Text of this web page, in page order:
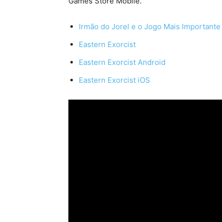
Irmão do Jorel e o Jogo Mais Importante
Eastern Exorcist
Eastern Exorcist Android
Eastern Exorcist iOS